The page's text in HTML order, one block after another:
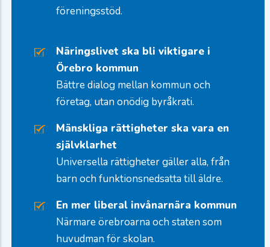
föreningsstöd.
Näringslivet ska bli viktigare i
Örebro kommun
Bättre dialog mellan kommun och
företag, utan onödig byråkrati.
Mänskliga rättigheter ska vara en
självklarhet
Universella rättigheter gäller alla, från
barn och funktionsnedsatta till äldre.
En mer liberal invånarnära kommun
Närmare örebroarna och staten som
huvudman för skolan.